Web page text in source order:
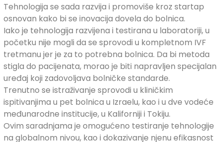
Tehnologija se sada razvija i promoviše kroz startap
osnovan kako bi se inovacija dovela do bolnica.
Iako je tehnologija razvijena i testirana u laboratoriji, u
početku nije mogli da se sprovodi u kompletnom IVF
tretmanu jer je za to potrebna bolnica. Da bi metoda
stigla do pacijenata, morao je biti napravljen specijalan
uređaj koji zadovoljava bolničke standarde.
Trenutno se istraživanje sprovodi u kliničkim
ispitivanjima u pet bolnica u Izraelu, kao i u dve vodeće
međunarodne institucije, u Kaliforniji i Tokiju.
Ovim saradnjama je omogućeno testiranje tehnologije
na globalnom nivou, kao i dokazivanje njenu efikasnost